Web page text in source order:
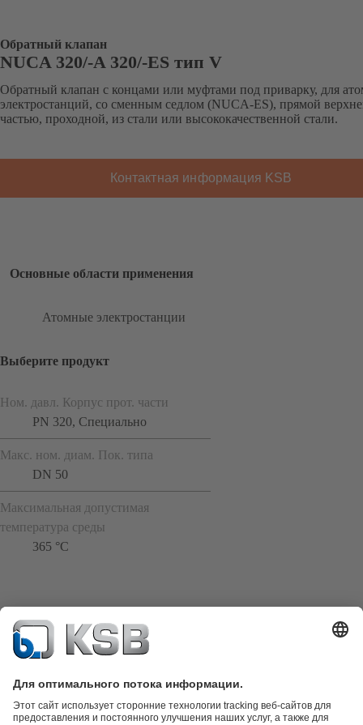
Обратный клапан
NUCA 320/-A 320/-ES тип V
Обратный клапан с концами или муфтами под приварку, для
электростанций, со сменным седлом (NUCA-ES), прямой
частью, проходной, из стали или высококачественной стали.
Контактная информация KSB
Основные области применения
Атомные электростанции
Выберите продукт
Ном. давл. Корпус прот. части
PN 320, Специально
Макс. ном. диам. Пок. типа
DN 50
Максимальная допустимая
температура среды
365 °C